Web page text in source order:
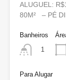
ALUGUEL:
80M² – PÉ
Banheiros
1
Para Alugar